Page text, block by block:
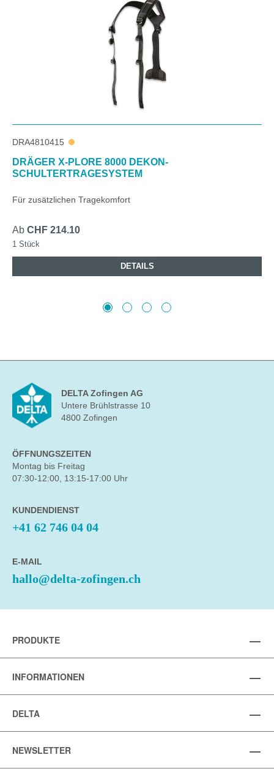
DRA4810415
DRÄGER X-PLORE 8000 DEKON-
SCHULTERTRAGESYSTEM
Für zusätzlichen Tragekomfort
Ab CHF 214.10
1 Stück
DETAILS
DELTA Zofingen AG
Untere Brühlstrasse 10
4800 Zofingen
ÖFFNUNGSZEITEN
Montag bis Freitag
07:30-12:00, 13:15-17:00 Uhr
KUNDENDIENST
+41 62 746 04 04
E-MAIL
hallo@delta-zofingen.ch
PRODUKTE
INFORMATIONEN
DELTA
NEWSLETTER